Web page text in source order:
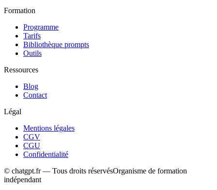
Formation
Programme
Tarifs
Bibliothèque prompts
Outils
Ressources
Blog
Contact
Légal
Mentions légales
CGV
CGU
Confidentialité
© chatgpt.fr — Tous droits réservésOrganisme de formation
indépendant